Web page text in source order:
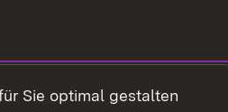
Sie optimal gestalten